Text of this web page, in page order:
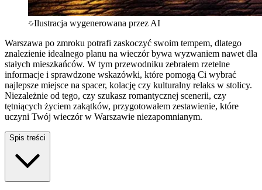
Ilustracja wygenerowana przez AI
Warszawa po zmroku potrafi zaskoczyć swoim tempem, dlatego
znalezienie idealnego planu na wieczór bywa wyzwaniem nawet dla
stałych mieszkańców. W tym przewodniku zebrałem rzetelne
informacje i sprawdzone wskazówki, które pomogą Ci wybrać
najlepsze miejsce na spacer, kolację czy kulturalny relaks w stolicy.
Niezależnie od tego, czy szukasz romantycznej scenerii, czy
tętniących życiem zakątków, przygotowałem zestawienie, które
uczyni Twój wieczór w Warszawie niezapomnianym.
Spis treści